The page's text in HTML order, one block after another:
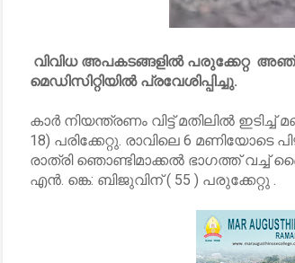
വിവിധ അപകടങ്ങളിൽ പരുക്കേറ്റ
മെഡിസിറ്റിയിൽ പ്രവേശിപ്പിച്ചു.
കാർ നിയന്ത്രണം വിട്ട് മതിലിൽ
18) പരിക്കേറ്റു. രാവിലെ 6
രാത്രി ഞൊണ്ടിമാക്കൽ ഭാഗത്ത് വച്ച്
എൻ. ങ്കെ: ബിജുവിന് ( 55 ) പരുക്കേറ്റു .